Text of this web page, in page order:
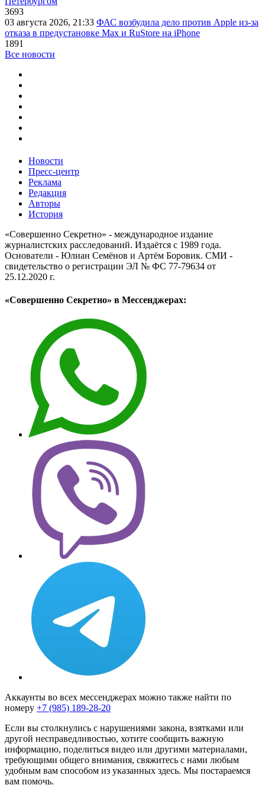
3693
03 августа 2026, 21:33 ФАС возбудила дело против Apple из-за
отказа в предустановке Max и RuStore на iPhone
1891
Все новости
Новости
Пресс-центр
Реклама
Редакция
Авторы
История
«Совершенно Секретно» - международное издание
журналистских расследований. Издаётся с 1989 года.
Основатели - Юлиан Семёнов и Артём Боровик. CМИ -
свидетельство о регистрации ЭЛ № ФС 77-79634 от
25.12.2020 г.
«Совершенно Секретно» в Мессенджерах:
Аккаунты во всех мессенджерах можно также найти по
номеру +7 (985) 189-28-20
Если вы столкнулись с нарушениями закона, взятками или
другой несправедливостью, хотите сообщить важную
информацию, поделиться видео или другими материалами,
требующими общего внимания, свяжитесь с нами любым
удобным вам способом из указанных здесь. Мы постараемся
вам помочь.